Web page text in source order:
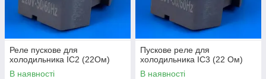
Реле пускове для
холодильника IC2 (22Ом)
В наявності
Пускове реле для
холодильника IC3 (22 Ом)
В наявності